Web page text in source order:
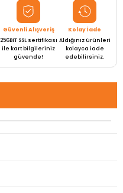
Güvenli Alışveriş
256BIT SSL sertifikası
ile kart bilgileriniz
güvende!
Kolay İade
Aldığınız ürünleri
kolayca iade
edebilirsiniz.